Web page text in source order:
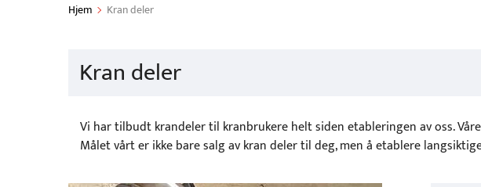
Hjem Kran deler
Kran deler
Vi har tilbudt krandeler til kranbrukere helt siden etableringen av oss.
Målet vårt er ikke bare salg av kran deler til deg, men å etablere